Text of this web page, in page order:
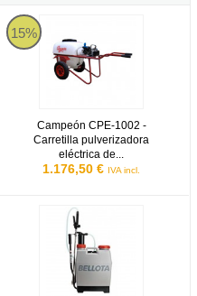
15%
Campeón CPE-1002 -
Carretilla pulverizadora
eléctrica de...
1.176,50 € IVA incl.
Campeón CPE 1002
Pulverizador mochilla Bellota